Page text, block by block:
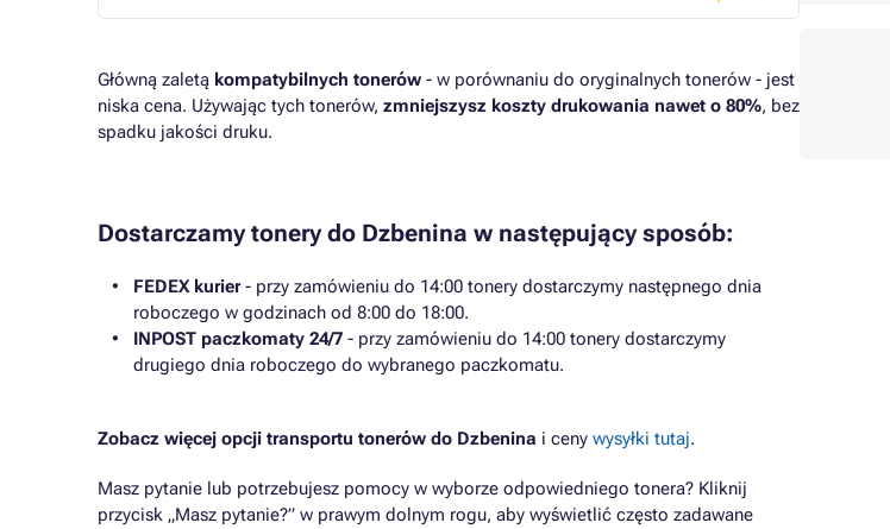
Główną zaletą kompatybilnych tonerów - w porównaniu do oryginalnych tonerów - jest
niska cena. Używając tych tonerów, zmniejszysz koszty drukowania nawet o 80%, bez
spadku jakości druku.
Dostarczamy tonery do Dzbenina w następujący sposób:
FEDEX kurier- przy zamówieniu do 14:00 tonery dostarczymy następnego dnia
roboczego w godzinach od 8:00 do 18:00.
INPOST paczkomaty 24/7 - przy zamówieniu do 14:00 tonery dostarczymy
drugiego dnia roboczego do wybranego paczkomatu.
Zobacz więcej opcji transportu tonerów do Dzbenina i ceny wysyłki tutaj.
Masz pytanie lub potrzebujesz pomocy w wyborze odpowiedniego tonera? Kliknij
przycisk „Masz pytanie?” w prawym dolnym rogu, aby wyświetlić często zadawane